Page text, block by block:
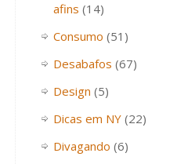
afins (14)
Consumo (51)
Desabafos (67)
Design (5)
Dicas em NY (22)
Divagando (6)